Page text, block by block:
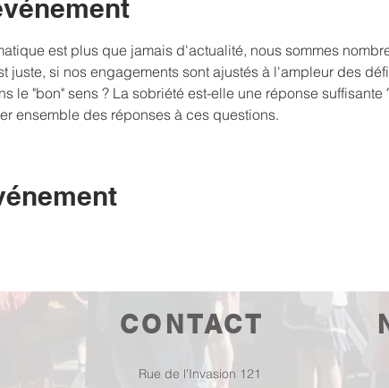
est plus que jamais d'actualité, nous sommes
juste, si nos engagements sont ajustés à l'ampleur des
le "bon" sens ? La sobriété est-elle une réponse suffisante
ensemble des réponses à ces questions.
CONTACT
Rue de l'Invasion 121